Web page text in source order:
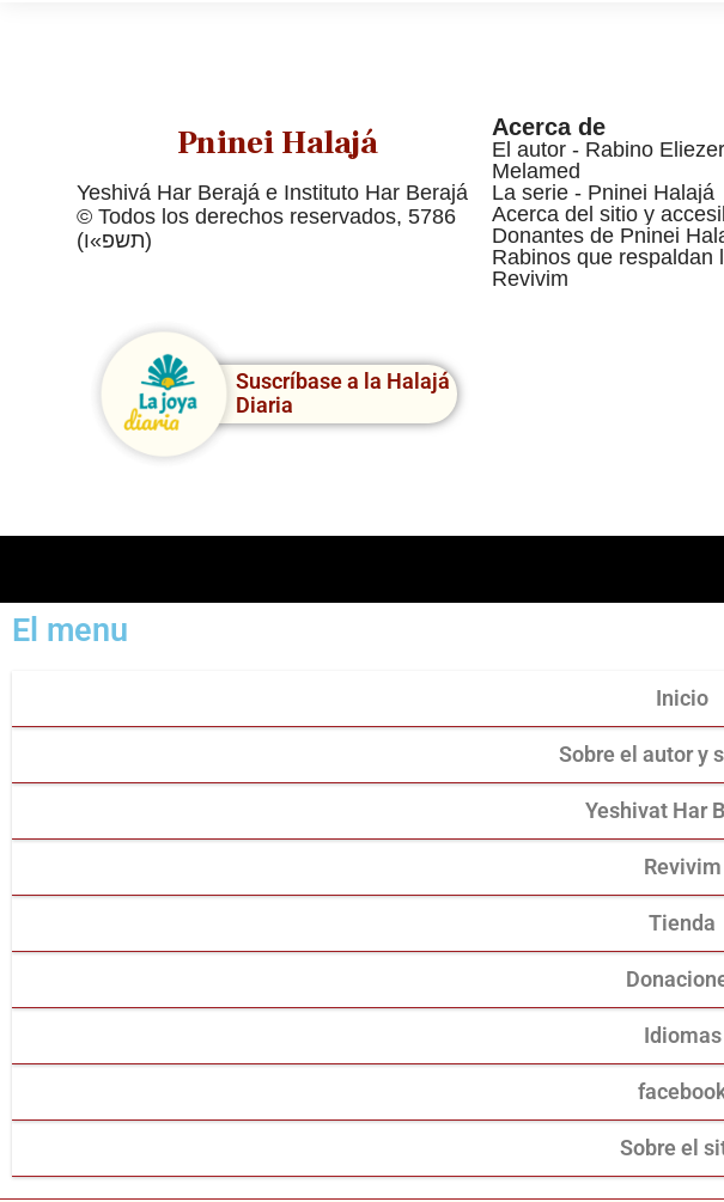
Pninei Halajá
Yeshivá Har Berajá e Instituto Har Berajá
© Todos los derechos reservados, 5786
(תשפ»ו)
Suscríbase a la Halajá
Diaria
Acerca de
El autor - Rabino Eliezer
Melamed
La serie - Pninei Halajá
Acerca del sitio y
Donantes de Pninei
Rabinos que respaldan
Revivim
El menu
Inicio
Sobre el autor y
Yeshivat Har
Revivim
Tienda
Idiomas
Sobre el